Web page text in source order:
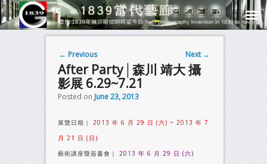
Post navigation
← Previous Next →
After Party│森川 靖大 攝
影展 6.29~7.21
Posted on June 23, 2013
展覽日期｜ 2013 年 6 月 29 日 (六) ~ 2013 年 7
月 21 日 (日)
藝術講座暨簽書會｜ 2013 年 6 月 29 日 (六)